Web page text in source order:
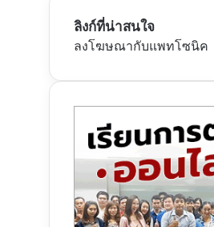
ลิงก์ที่น่าสนใจ
ลงโฆษณากับแพทโซนิค